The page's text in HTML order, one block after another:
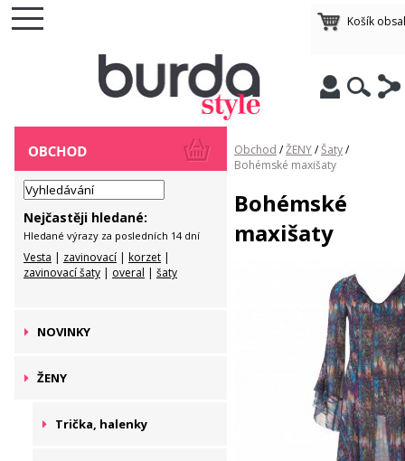
Košík
Nejčastěji hledané:
Hledané výrazy za posledních 14 dní
Vesta | zavinovací | korzet |
zavinovací šaty | overal | šaty
NOVINKY
ŽENY
Trička, halenky
Obchod /ŽENY/Šaty/
Bohémské maxišaty
Bohémské
maxišaty